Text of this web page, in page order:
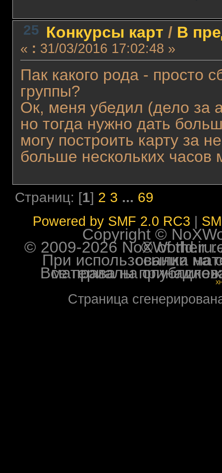
25 Конкурсы карт / В
« : 31/03/2016 17:02:48 »
Пак какого рода - просто
группы?
Ок, меня убедил (дело за
но тогда нужно дать
могу построить карту за
больше нескольких часов
Страниц: [1] 2 3 ... 69
Powered by SMF 2.0 RC3
Copyright ©
© 2009-2026 NoXWorld.ru. All
При использовании
Все права на опубликованные на форуме
Страница